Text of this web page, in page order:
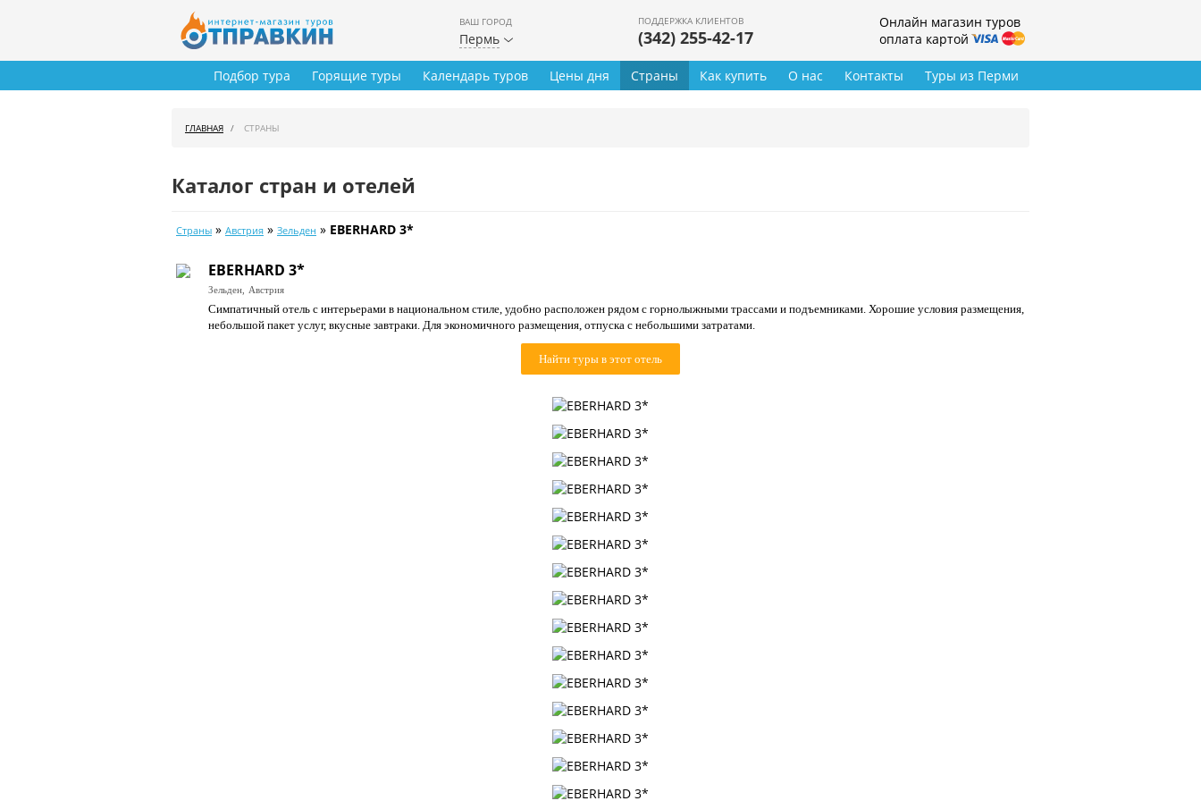
ВАШ ГОРОД
Пермь
ПОДДЕРЖКА КЛИЕНТОВ
(342) 255-42-17
Онлайн магазин туров
оплата картой
Туры из Перми
Подбор тура Горящие туры Календарь туров Цены дня Страны Как купить О нас Контакты
ГЛАВНАЯ СТРАНЫ
Каталог стран и отелей
Страны » Австрия » Зельден » EBERHARD 3*
EBERHARD 3*
Зельден, Австрия
Симпатичный отель с интерьерами в национальном стиле, удобно расположен рядом с горнолыжными трассами и подъемниками. Хорошие условия размещения,
небольшой пакет услуг, вкусные завтраки. Для экономичного размещения, отпуска с небольшими затратами.
Найти туры в этот отель